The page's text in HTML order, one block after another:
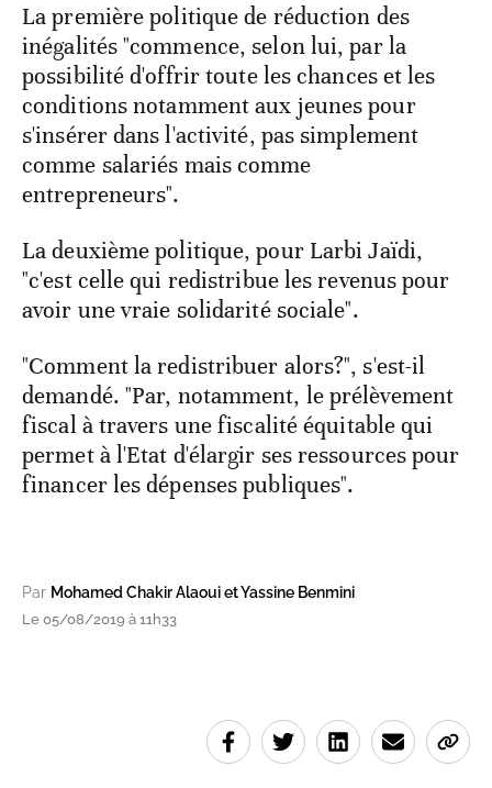
La première politique de réduction des
inégalités "commence, selon lui, par la
possibilité d'offrir toute les chances et les
conditions notamment aux jeunes pour
s'insérer dans l'activité, pas simplement
comme salariés mais comme
entrepreneurs".
La deuxième politique, pour Larbi Jaïdi,
"c'est celle qui redistribue les revenus pour
avoir une vraie solidarité sociale".
"Comment la redistribuer alors?", s'est-il
demandé. "Par, notamment, le prélèvement
fiscal à travers une fiscalité équitable qui
permet à l'Etat d'élargir ses ressources pour
financer les dépenses publiques".
Par Mohamed Chakir Alaoui et Yassine Benmini
Le 05/08/2019 à 11h33